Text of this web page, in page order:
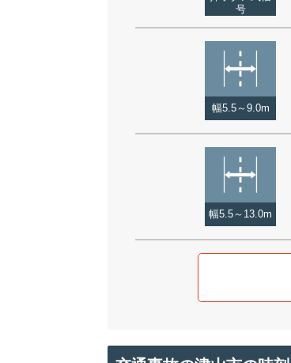
号
幅5.5～9.0m
幅5.5～13.0m